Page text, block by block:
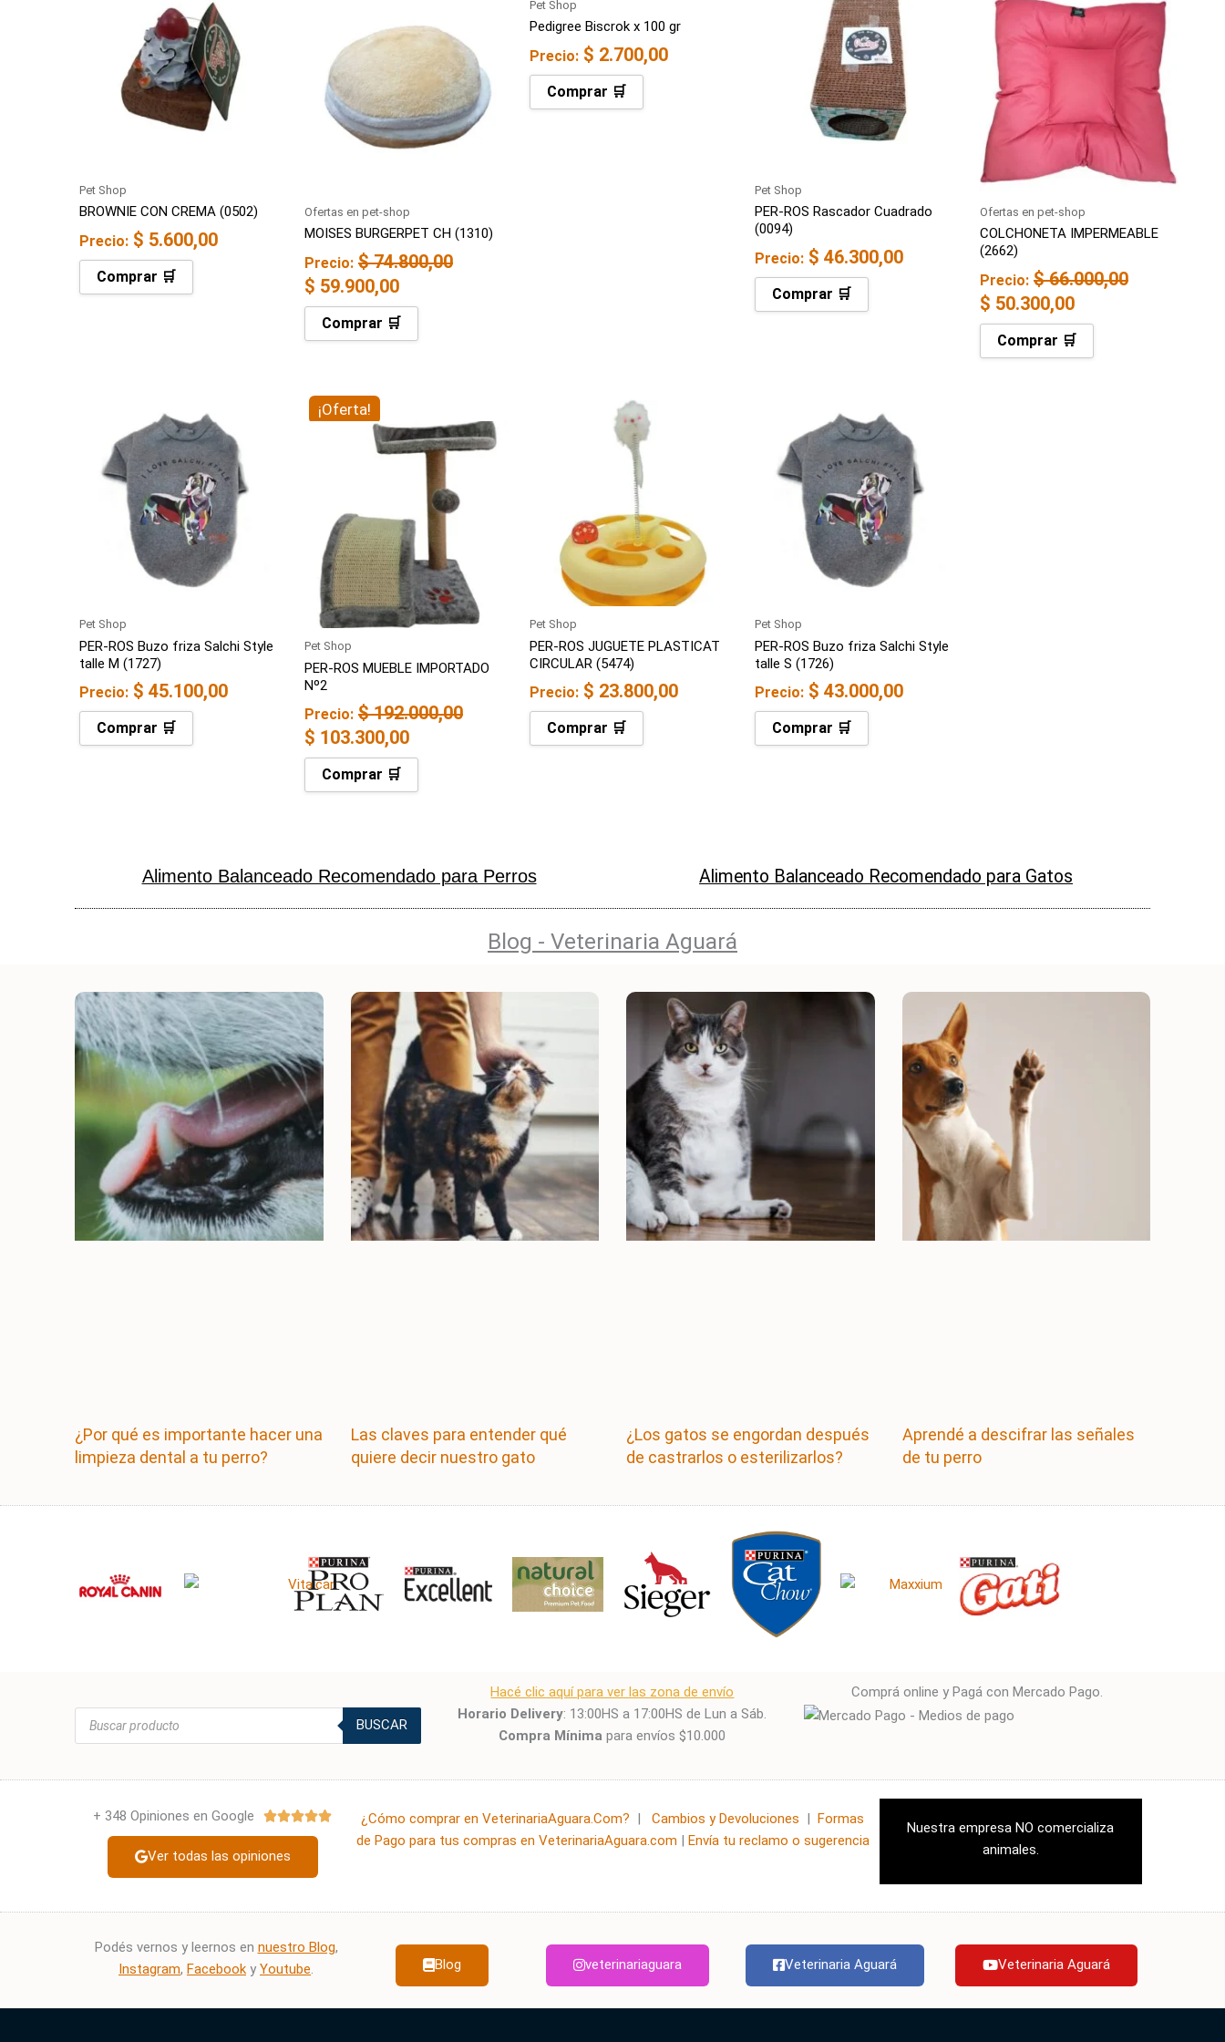
Pet Shop
BROWNIE CON CREMA (0502)
Precio: $ 5.600,00
Comprar 🛒
Ofertas en pet-shop
MOISES BURGERPET CH (1310)
Precio: $74.800,00
$ 74.800,00.
$ 59.900,00
actual
es:
$ 59.900,00.
Comprar 🛒
Pet Shop
Pedigree Biscrok x 100 gr
Precio: $ 2.700,00
Comprar 🛒
Pet Shop
PER-ROS Rascador Cuadrado
(0094)
Precio: $ 46.300,00
Comprar 🛒
Ofertas en pet-shop
COLCHONETA IMPERMEABLE
(2662)
Precio: $66.000,00
original
era:
$ 66.000,00.
$ 50.300,00
actual
es:
$ 50.300,00.
Comprar 🛒
Pet Shop
PER-ROS Buzo friza Salchi Style
talle M (1727)
Precio: $ 45.100,00
Comprar 🛒
¡Oferta!
Pet Shop
PER-ROS MUEBLE IMPORTADO
Nº2
Precio: $192.000,00
$ 103.300,00
precio
actual
es:
$ 103.300,00.
Comprar 🛒
Pet Shop
PER-ROS JUGUETE PLASTICAT
CIRCULAR (5474)
Precio: $ 23.800,00
Comprar 🛒
Pet Shop
PER-ROS Buzo friza Salchi Style
talle S (1726)
Precio: $ 43.000,00
Comprar 🛒
Alimento Balanceado Recomendado para Perros Alimento Balanceado Recomendado para Gatos
Blog - Veterinaria Aguará
¿Por qué es importante hacer una
limpieza dental a tu perro?
Las claves para entender qué
quiere decir nuestro gato
¿Los gatos se engordan después
de castrarlos o esterilizarlos?
Aprendé a descifrar las señales
de tu perro
Búsqueda
productos
BUSCAR
Hacé clic aquí para ver las zona de envío
Horario Delivery: 13:00HS a 17:00HS de Lun a Sáb.
Compra Mínima para envíos $10.000
Comprá online y Pagá con Mercado Pago.
+ 348 Opiniones en Google Valorado
Ver todas las opiniones
¿Cómo comprar en VeterinariaAguara.Com? | Cambios y Devoluciones | Formas
de Pago para tus compras en VeterinariaAguara.com | Envía tu reclamo o sugerencia
Nuestra empresa NO comercializa
animales.
Podés vernos y leernos en nuestro Blog,
Instagram, Facebook y Youtube Blog veterinariaguara Veterinaria Aguará Veterinaria Aguará